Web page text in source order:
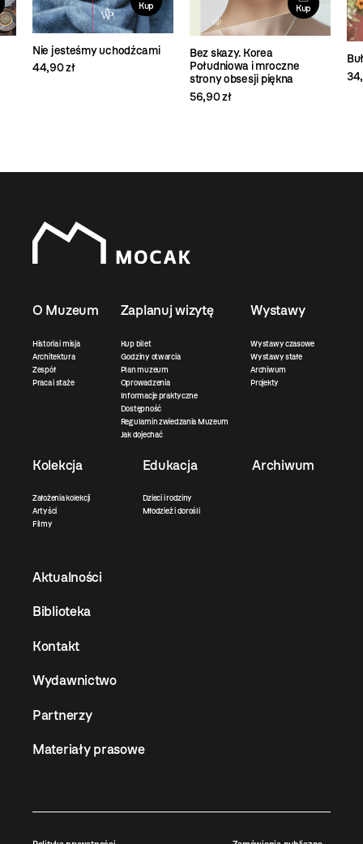
Kup
Nie jesteśmy uchodźcami
44,90 zł
Kup
Bez skazy. Korea
Południowa i mroczne
strony obsesji piękna
56,90 zł
O Muzeum
Historia i misja
Architektura
Zespół
Praca i staże
Zaplanuj wizytę
Kup bilet
Godziny otwarcia
Plan muzeum
Oprowadzenia
Informacje praktyczne
Dostępność
Regulamin zwiedzania Muzeum
Jak dojechać
Wystawy
Wystawy czasowe
Wystawy stałe
Archiwum
Projekty
Kolekcja
Założenia kolekcji
Artyści
Filmy
Edukacja
Dzieci i rodziny
Młodzież i dorośli
Archiwum
Aktualności
Biblioteka
Kontakt
Wydawnictwo
Partnerzy
Materiały prasowe